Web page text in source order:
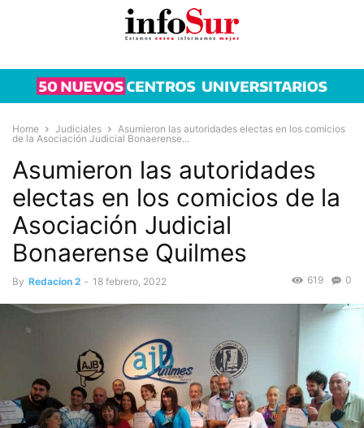
Home Judiciales
Asumieron las autoridades electas en los comicios
de la Asociación Judicial Bonaerense...
Asumieron las autoridades
electas en los comicios de la
Asociación Judicial
Bonaerense Quilmes
By Redacion 2 - 18 febrero, 2022 0
619